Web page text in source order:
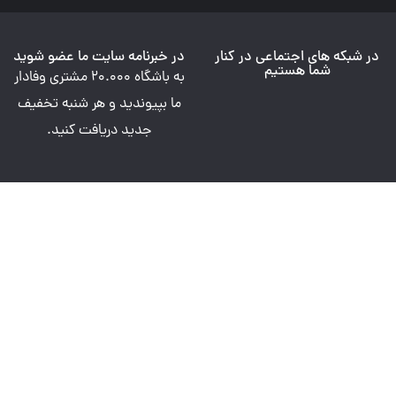
در شبکه های اجتماعی در کنار
شما هستیم
در خبرنامه سایت ما عضو شوید
به باشگاه 20.000 مشتری وفادار
ما بپیوندید و هر شنبه تخفیف
جدید دریافت کنید.